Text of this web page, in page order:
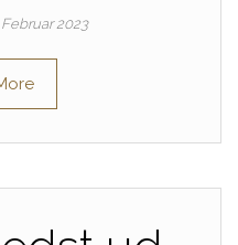
Februar 2023